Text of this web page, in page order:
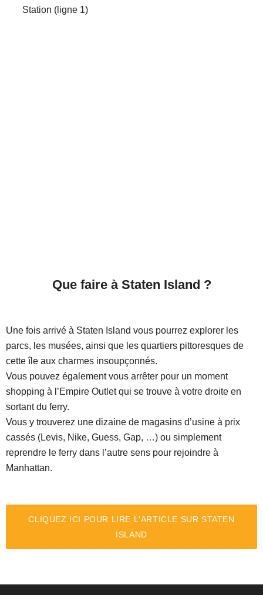
Station (ligne 1)
Que faire à Staten Island ?
Une fois arrivé à Staten Island vous pourrez explorer les
parcs, les musées, ainsi que les quartiers pittoresques de
cette île aux charmes insoupçonnés.
Vous pouvez également vous arrêter pour un moment
shopping à l’Empire Outlet qui se trouve à votre droite en
sortant du ferry.
Vous y trouverez une dizaine de magasins d’usine à prix
cassés (Levis, Nike, Guess, Gap, …) ou simplement
reprendre le ferry dans l’autre sens pour rejoindre à
Manhattan.
CLIQUEZ ICI POUR LIRE L'ARTICLE SUR STATEN
ISLAND